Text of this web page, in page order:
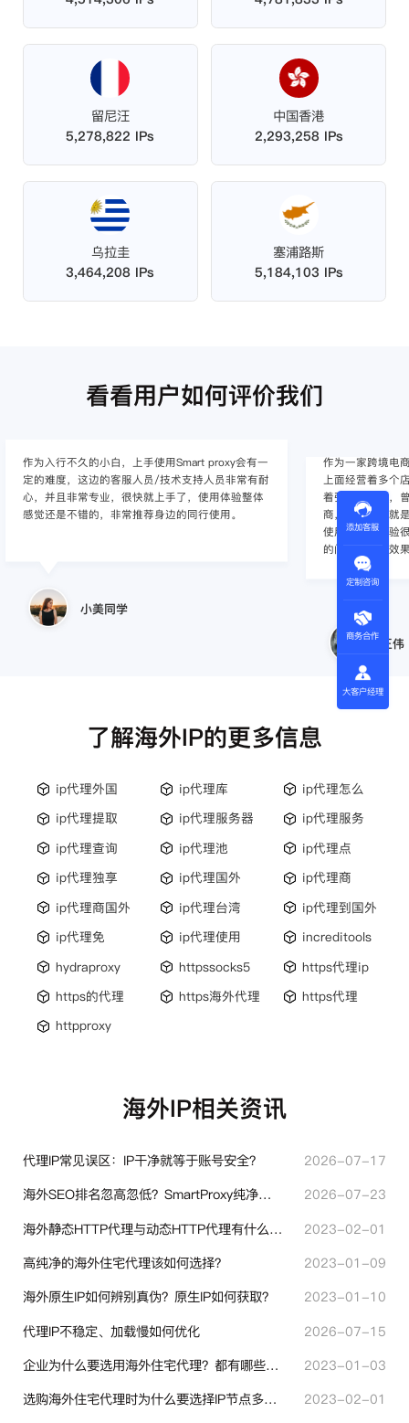
留尼汪
5,278,822 IPs
中国香港
2,293,258 IPs
乌拉圭
3,464,208 IPs
塞浦路斯
5,184,103 IPs
看看用户如何评价我们
作为入行不久的小白，上手使用Smart proxy会有一
定的难度，这边的客服人员/技术支持人员非常有耐
心，并且非常专业，很快就上手了，使用体验整体
感觉还是不错的，非常推荐身边的同行使用。
小美同学
作为一家跨境电
上面经营着多个
着强烈的需求，
商，不是断网就
使用效果，体验
的问题，使用效
王伟
了解海外IP的更多信息
ip代理外国 ip代理库
ip代理怎么
ip代理提取
ip代理服务器
ip代理服务
ip代理查询
ip代理池
ip代理点
ip代理独享
ip代理国外
ip代理商
ip代理商国外
ip代理台湾
ip代理到国外
ip代理免
ip代理使用
increditools
hydraproxy
httpssocks5
https代理ip
https的代理
https海外代理
https代理
httpproxy
海外IP相关资讯
代理IP常见误区：IP干净就等于账号安全？
2026-07-17
海外SEO排名忽高忽低？SmartProxy纯净住宅IP助力站点权重稳定
2026-07-23
海外静态HTTP代理与动态HTTP代理有什么不同？
2023-02-01
高纯净的海外住宅代理该如何选择？
2023-01-09
海外原生IP如何辨别真伪？原生IP如何获取？
2023-01-10
代理IP不稳定、加载慢如何优化
2026-07-15
企业为什么要选用海外住宅代理？都有哪些帮助？
2023-01-03
选购海外住宅代理时为什么要选择IP节点多的？有什么区别？
2023-02-01
添加客服
定制咨询
商务合作
大客户经理